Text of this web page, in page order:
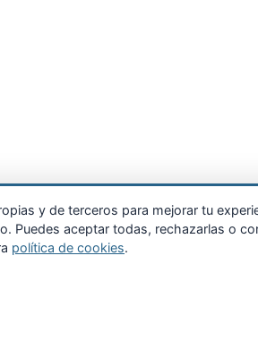
y de terceros para mejorar tu
Puedes aceptar todas, rechazarlas o
política de cookies.